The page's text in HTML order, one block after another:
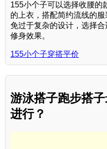
155小个子可以选择收腰的
的上衣，搭配简约流线的
免过于复杂的设计，选择
修身效果。
155小个子穿搭平价
游泳搭子跑步搭
进行？